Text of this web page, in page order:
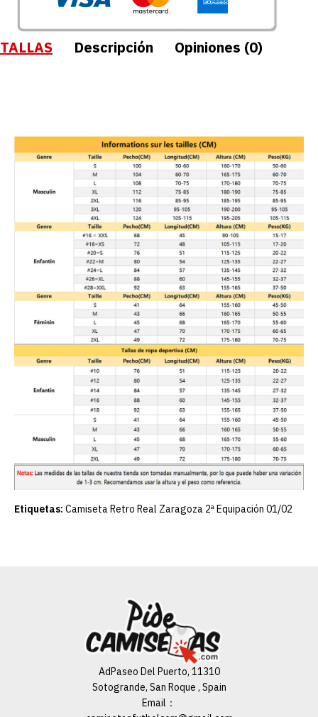
TALLAS Descripción Opiniones (0)
Etiquetas: Camiseta Retro Real Zaragoza 2ª Equipación 01/02
AdPaseo Del Puerto, 11310
Sotogrande, San Roque , Spain
Email：